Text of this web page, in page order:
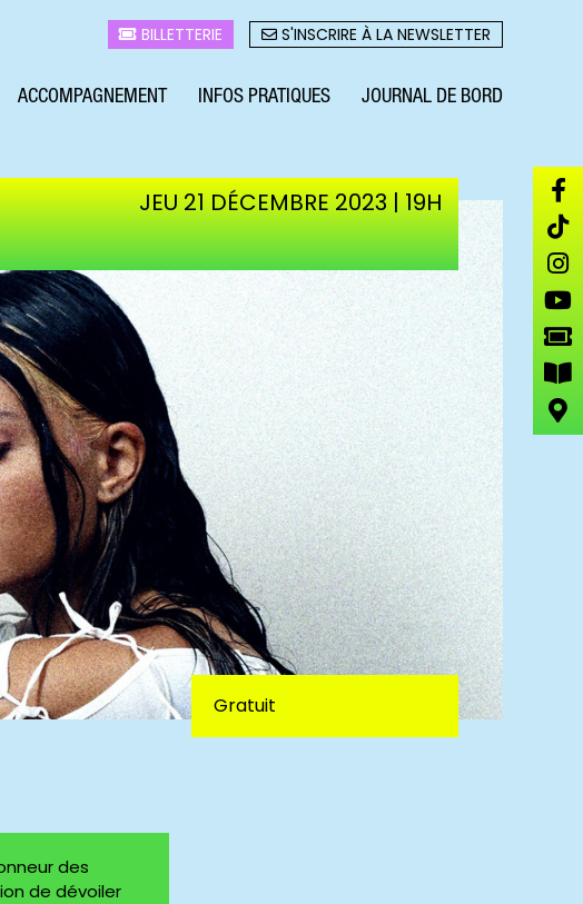
BILLETTERIE S'INSCRIRE À LA NEWSLETTER
ACCOMPAGNEMENT INFOS PRATIQUES JOURNAL DE BORD
JEU 21 DÉCEMBRE 2023 | 19H
Gratuit
des
de dévoiler